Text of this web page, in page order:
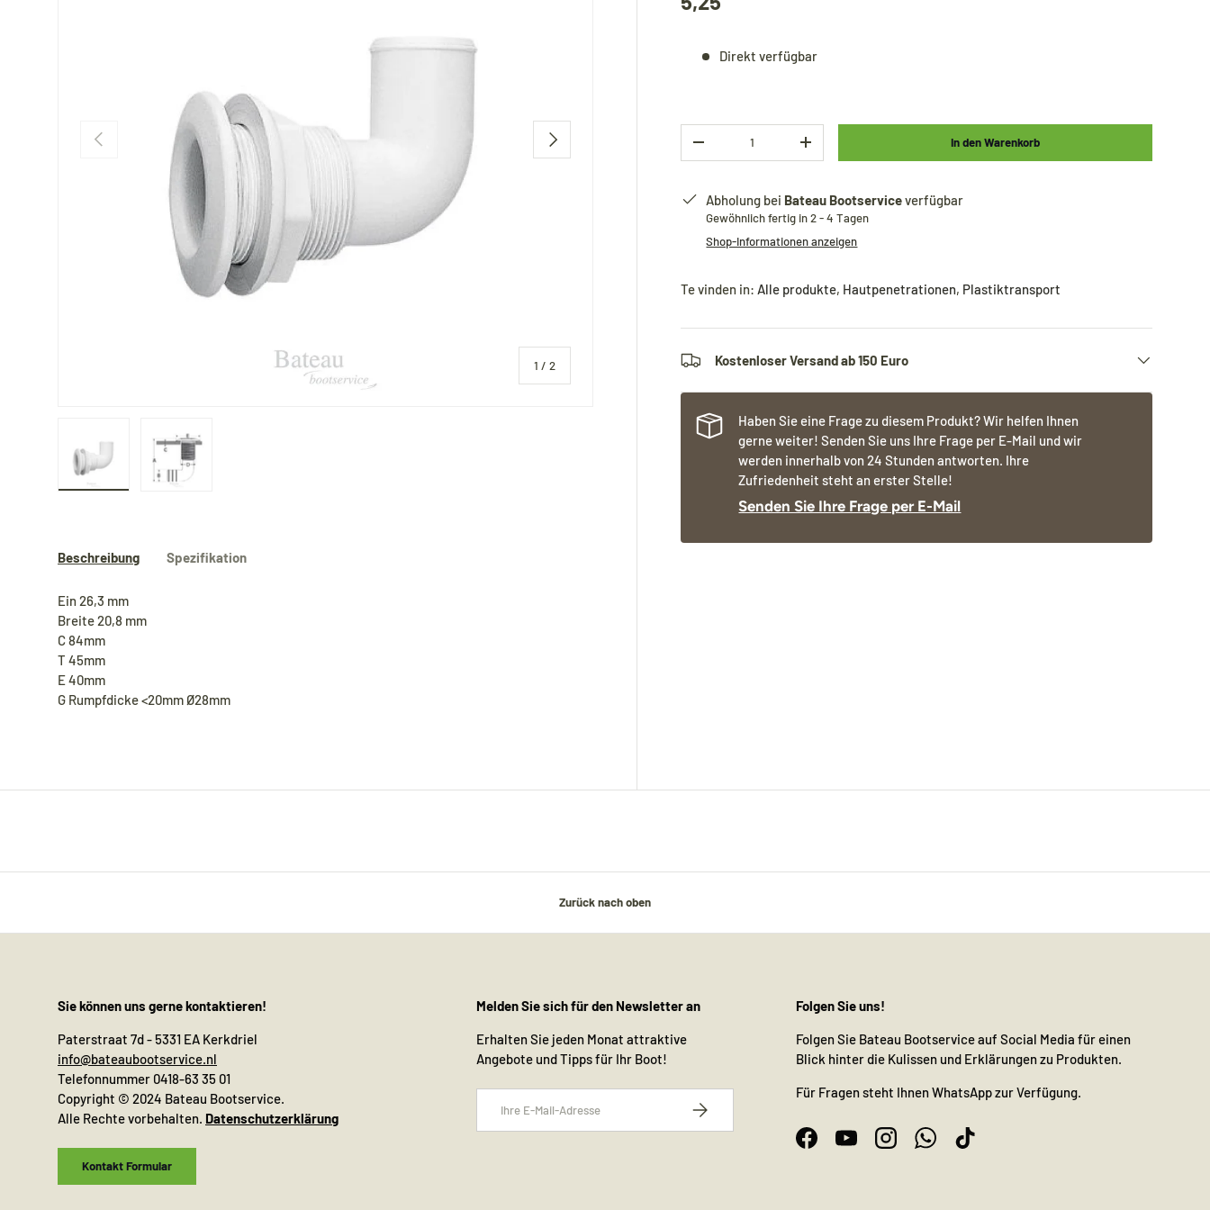
Vorherige
1 /von
2
Nächste
Direkt verfügbar
-
+ In den Warenkorb
Abholung bei Bateau Bootserviceverfügbar
Gewöhnlich fertig in 2 - 4 Tagen
Shop-Informationen anzeigen
Te vinden in: Alle produkte, Hautpenetrationen, Plastiktransport
Kostenloser Versand ab 150 Euro
Haben Sie eine Frage zu diesem Produkt? Wir helfen Ihnen
gerne weiter! Senden Sie uns Ihre Frage per E-Mail und wir
werden innerhalb von 24 Stunden antworten. Ihre
Zufriedenheit steht an erster Stelle!
Senden Sie Ihre Frage per E-Mail
Beschreibung Spezifikation
Ein 26,3 mm
Breite 20,8 mm
C 84mm
T 45mm
E 40mm
G Rumpfdicke <20mm Ø28mm
Zurück nach oben
Sie können uns gerne kontaktieren!
Paterstraat 7d - 5331 EA Kerkdriel
info@bateaubootservice.nl
Telefonnummer 0418-63 35 01
Copyright © 2024 Bateau Bootservice.
Alle Rechte vorbehalten. Datenschutzerklärung
Kontakt Formular
Melden Sie sich für den Newsletter an
Erhalten Sie jeden Monat attraktive
Angebote und Tipps für Ihr Boot!
Abonnieren
Folgen Sie uns!
Folgen Sie Bateau Bootservice auf Social Media für einen
Blick hinter die Kulissen und Erklärungen zu Produkten.
Für Fragen steht Ihnen WhatsApp zur Verfügung.
FacebookYouTubeInstagramWhatsAppTikTok